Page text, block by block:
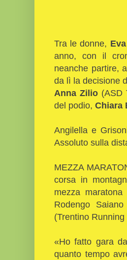
Tra le donne,
anno, con il
neanche partire,
da lì la decisione
Anna Zilio (ASD
del podio, Chiara
Angilella e
Assoluto sulla
MEZZA
corsa in
mezza
Rodengo
(Trentino Running
«Ho fatto gara
quanto tempo